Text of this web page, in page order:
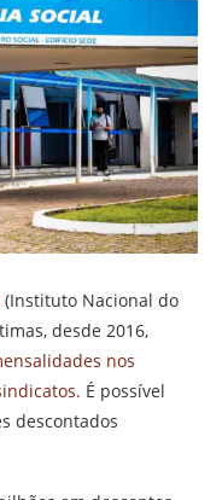
(Instituto Nacional do
desde 2016,
nos
É possível
descontados